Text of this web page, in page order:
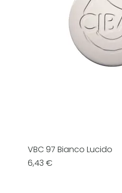
VBC 97 Bianco Lucido
Prezzo
6,43 €